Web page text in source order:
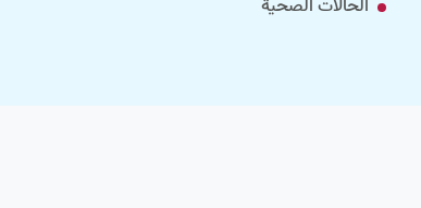
الحالات الصحية